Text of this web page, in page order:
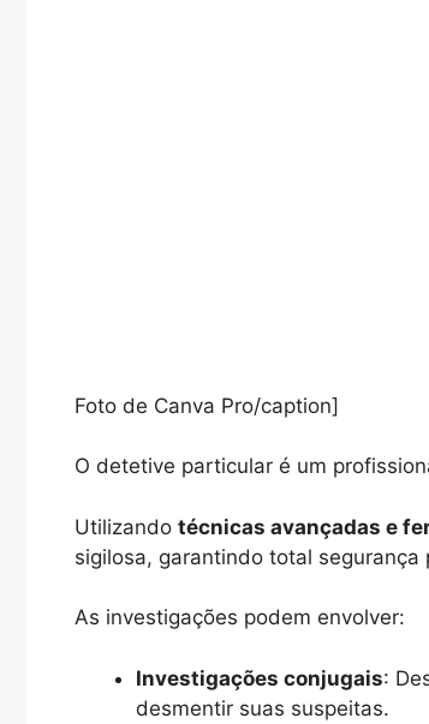
Foto de Canva Pro/caption]
O detetive particular é um
Utilizando técnicas avançadas e
sigilosa, garantindo total segurança
As investigações podem envolver:
Investigações conjugais:
desmentir suas suspeitas.